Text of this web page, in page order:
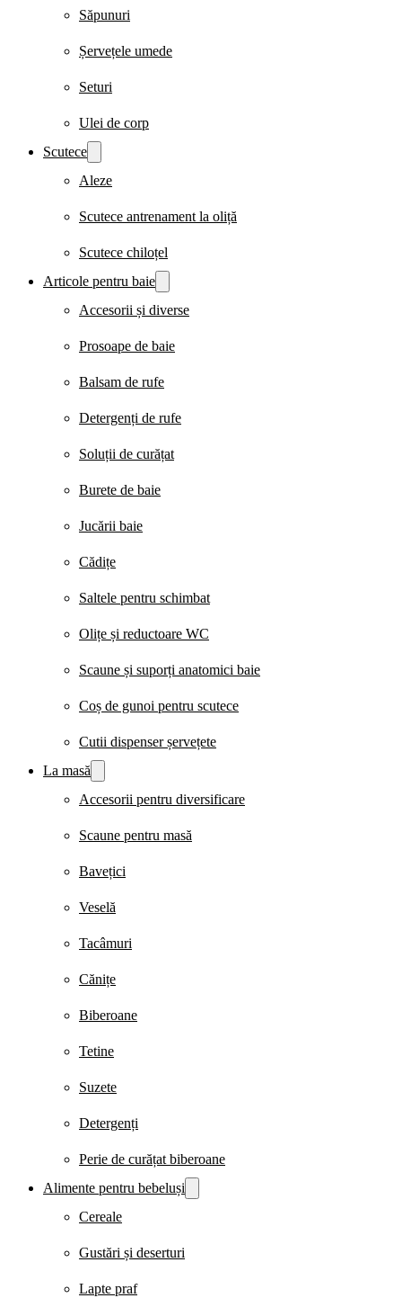
Săpunuri
Șervețele umede
Seturi
Ulei de corp
Scutece
Aleze
Scutece antrenament la oliță
Scutece chiloțel
Articole pentru baie
Accesorii și diverse
Prosoape de baie
Balsam de rufe
Detergenți de rufe
Soluții de curățat
Burete de baie
Jucării baie
Cădițe
Saltele pentru schimbat
Olițe și reductoare WC
Scaune și suporți anatomici baie
Coș de gunoi pentru scutece
Cutii dispenser șervețete
La masă
Accesorii pentru diversificare
Scaune pentru masă
Bavețici
Veselă
Tacâmuri
Cănițe
Biberoane
Tetine
Suzete
Detergenți
Perie de curățat biberoane
Alimente pentru bebeluși
Cereale
Gustări și deserturi
Lapte praf